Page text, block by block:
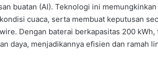
buatan (AI). Teknologi ini
cuaca, serta membuat keputusan
Dengan baterai berkapasitas 200
daya, menjadikannya efisien dan ramah